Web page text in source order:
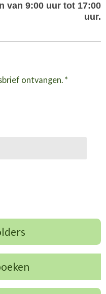
van 9:00 uur tot 17:00
uur.
ontvangen. *